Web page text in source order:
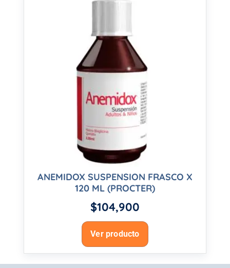
ANEMIDOX SUSPENSION FRASCO X
120 ML (PROCTER)
$104,900
Ver producto